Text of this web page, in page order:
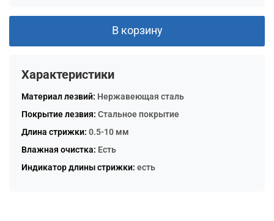
В корзину
Характеристики
Материал лезвий: Нержавеющая сталь
Покрытие лезвия: Стальное покрытие
Длина стрижки: 0.5-10 мм
Влажная очистка: Есть
Индикатор длины стрижки: есть
25
8 800 302-02-51
plait.ru